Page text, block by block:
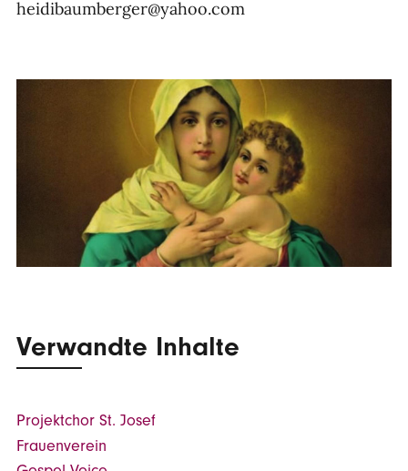
heidibaumberger@yahoo.com
Verwandte Inhalte
Projektchor St. Josef
Frauenverein